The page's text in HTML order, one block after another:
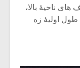
ناحیۀ بالا،
اولیۀ زه